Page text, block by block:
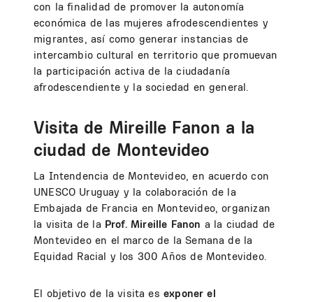
con la finalidad de promover la autonomía
económica de las mujeres afrodescendientes y
migrantes, así como generar instancias de
intercambio cultural en territorio que promuevan
la participación activa de la ciudadanía
afrodescendiente y la sociedad en general.
Visita de Mireille Fanon a la
ciudad de Montevideo
La Intendencia de Montevideo, en acuerdo con
UNESCO Uruguay y la colaboración de la
Embajada de Francia en Montevideo, organizan
la visita de la Prof. Mireille Fanon a la ciudad de
Montevideo en el marco de la Semana de la
Equidad Racial y los 300 Años de Montevideo.
El objetivo de la visita esexponer el